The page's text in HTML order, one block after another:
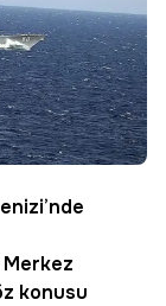
’nde
konusu